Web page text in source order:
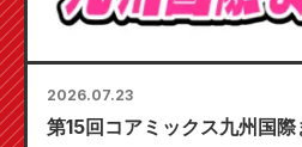
2026.07.23
第15回コアミックス九州国際